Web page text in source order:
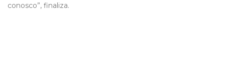
conosco”, finaliza.